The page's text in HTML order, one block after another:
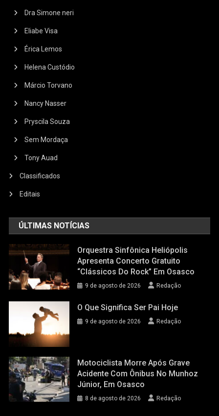
Dra Simone neri
Eliabe Visa
Érica Lemos
Helena Custódio
Márcio Torvano
Nancy Nasser
Pryscila Souza
Sem Mordaça
Tony Auad
Classificados
Editais
ÚLTIMAS NOTÍCIAS
Orquestra Sinfônica Heliópolis
Apresenta Concerto Gratuito
“Clássicos Do Rock” Em Osasco
9 de agosto de 2026 Redação
O Que Significa Ser Pai Hoje
9 de agosto de 2026 Redação
Motociclista Morre Após Grave
Acidente Com Ônibus No Munhoz
Júnior, Em Osasco
8 de agosto de 2026 Redação